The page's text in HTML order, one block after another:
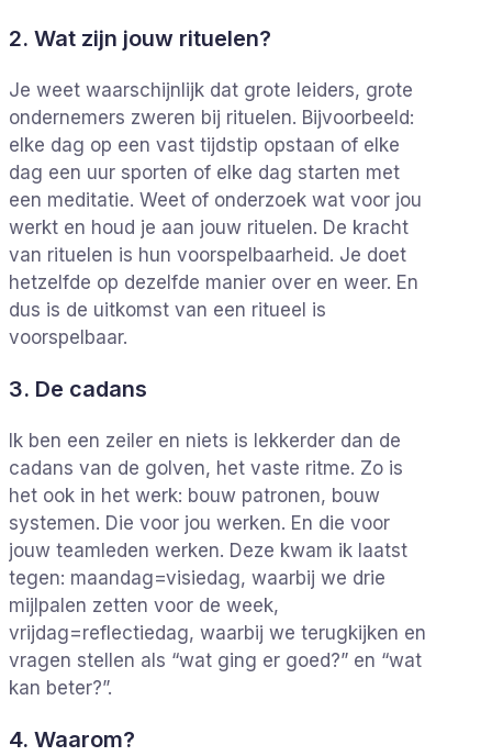
2. Wat zijn jouw rituelen?
Je weet waarschijnlijk dat grote leiders, grote
ondernemers zweren bij rituelen. Bijvoorbeeld:
elke dag op een vast tijdstip opstaan of elke
dag een uur sporten of elke dag starten met
een meditatie. Weet of onderzoek wat voor jou
werkt en houd je aan jouw rituelen. De kracht
van rituelen is hun voorspelbaarheid. Je doet
hetzelfde op dezelfde manier over en weer. En
dus is de uitkomst van een ritueel is
voorspelbaar.
3. De cadans
Ik ben een zeiler en niets is lekkerder dan de
cadans van de golven, het vaste ritme. Zo is
het ook in het werk: bouw patronen, bouw
systemen. Die voor jou werken. En die voor
jouw teamleden werken. Deze kwam ik laatst
tegen: maandag=visiedag, waarbij we drie
mijlpalen zetten voor de week,
vrijdag=reflectiedag, waarbij we terugkijken en
vragen stellen als “wat ging er goed?” en “wat
kan beter?”.
4. Waarom?